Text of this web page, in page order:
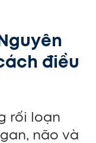
điều
rối loạn
não và